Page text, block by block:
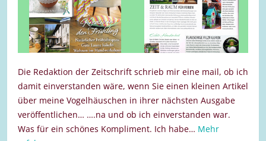
Die Redaktion der Zeitschrift schrieb mir eine mail, ob ich
damit einverstanden wäre, wenn Sie einen kleinen Artikel
über meine Vogelhäuschen in ihrer nächsten Ausgabe
veröffentlichen… ….na und ob ich einverstanden war.
Was für ein schönes Kompliment. Ich habe… Mehr